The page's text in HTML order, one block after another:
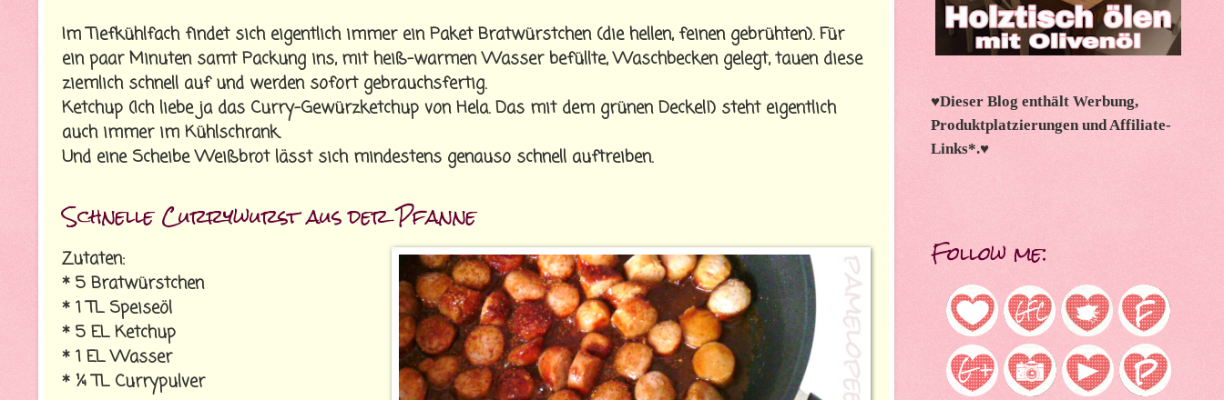
Im Tiefkühlfach findet sich eigentlich immer ein Paket Bratwürstchen (die hellen, feinen gebrühten). Für
ein paar Minuten samt Packung ins, mit heiß-warmen Wasser befüllte, Waschbecken gelegt, tauen diese
ziemlich schnell auf und werden sofort gebrauchsfertig.
Ketchup (Ich liebe ja das Curry-Gewürzketchup von Hela. Das mit dem grünen Deckel!) steht eigentlich
auch immer im Kühlschrank.
Und eine Scheibe Weißbrot lässt sich mindestens genauso schnell auftreiben.
Schnelle Currywurst aus der Pfanne
Zutaten:
* 5 Bratwürstchen
* 1 TL Speiseöl
* 5 EL Ketchup
* 1 EL Wasser
* ¼ TL Currypulver
♥Dieser Blog enthält Werbung,
Produktplatzierungen und Affiliate-
Links*.♥
Follow me: